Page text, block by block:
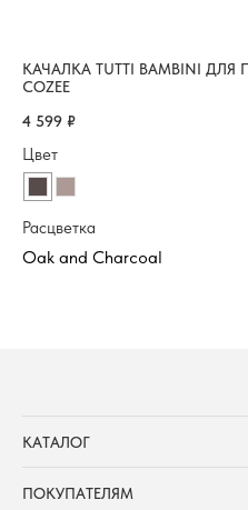
КАЧАЛКА TUTTI BAMBINI
COZEE
4 599 ₽
Цвет
Расцветка
КАТАЛОГ
ПОКУПАТЕЛЯМ